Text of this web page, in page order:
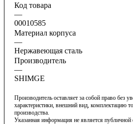
Код товара
—
00010585
Материал корпуса
—
Нержавеющая сталь
Производитель
—
SHIMGE
Производитель оставляет за собой право без
характеристики, внешний вид, комплектацию
производства.
Указанная информация не является публичной